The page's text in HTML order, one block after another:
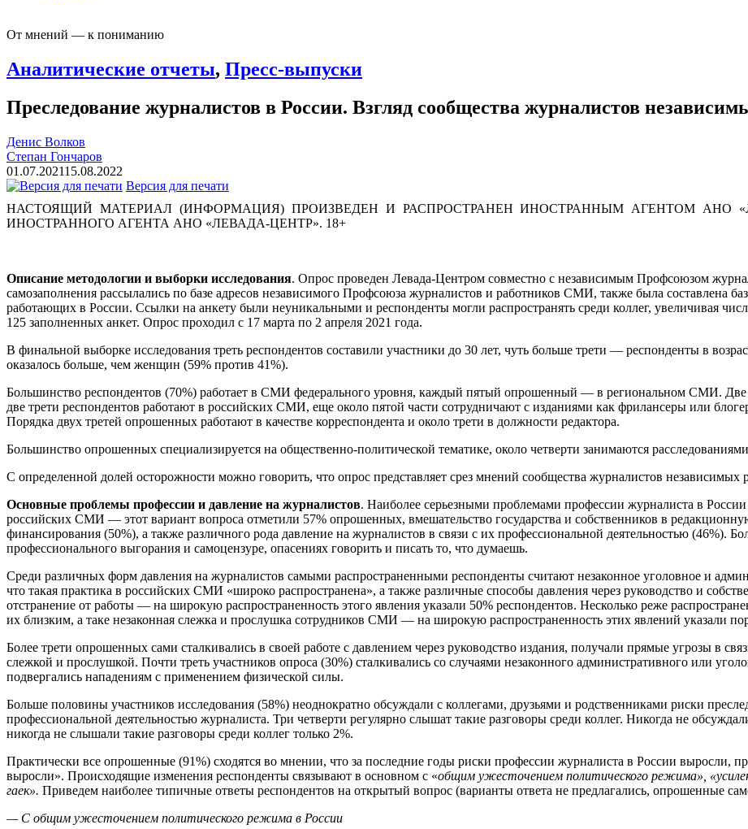
От мнений — к пониманию
Аналитические отчеты, Пресс-выпуски
Преследование журналистов в России. Взгляд сообщества журналистов
Денис Волков
Степан Гончаров
01.07.202115.08.2022
Версия для печати
НАСТОЯЩИЙ МАТЕРИАЛ (ИНФОРМАЦИЯ) ПРОИЗВЕДЕН И РАСПРОСТРАНЕН ИНОСТРАННЫМ АГЕНТОМ АНО
ИНОСТРАННОГО АГЕНТА АНО «ЛЕВАДА-ЦЕНТР». 18+
Описание методологии и выборки исследования. Опрос проведен Левада-Центром совместно с независимым Профсоюзом
самозаполнения рассылались по базе адресов независимого Профсоюза журналистов и работников СМИ, также была составлена
работающих в России. Ссылки на анкету были неуникальными и респонденты могли распространять среди коллег, увеличивая
125 заполненных анкет. Опрос проходил с 17 марта по 2 апреля 2021 года.
В финальной выборке исследования треть респондентов составили участники до 30 лет, чуть больше трети — респонденты в
оказалось больше, чем женщин (59% против 41%).
Большинство респондентов (70%) работает в СМИ федерального уровня, каждый пятый опрошенный — в региональном СМИ. Две
две трети респондентов работают в российских СМИ, еще около пятой части сотрудничают с изданиями как фрилансеры или
Порядка двух третей опрошенных работают в качестве корреспондента и около трети в должности редактора.
Большинство опрошенных специализируется на общественно-политической тематике, около четверти занимаются
С определенной долей осторожности можно говорить, что опрос представляет срез мнений сообщества журналистов
Основные проблемы профессии и давление на журналистов. Наиболее серьезными проблемами профессии журналиста в
российских СМИ — этот вариант вопроса отметили 57% опрошенных, вмешательство государства и собственников в
финансирования (50%), а также различного рода давление на журналистов в связи с их профессиональной деятельностью (46%).
профессионального выгорания и самоцензуре, опасениях говорить и писать то, что думаешь.
Среди различных форм давления на журналистов самыми распространенными респонденты считают незаконное уголовное и
что такая практика в российских СМИ «широко распространена», а также различные способы давления через руководство и
отстранение от работы — на широкую распространенность этого явления указали 50% респондентов. Несколько реже
их близким, а таке незаконная слежка и прослушка сотрудников СМИ — на широкую распространенность этих явлений указали
Более трети опрошенных сами сталкивались в своей работе с давлением через руководство издания, получали прямые угрозы в
слежкой и прослушкой. Почти треть участников опроса (30%) сталкивались со случаями незаконного административного или
подвергались нападениям с применением физической силы.
Больше половины участников исследования (58%) неоднократно обсуждали с коллегами, друзьями и родственниками риски
профессиональной деятельностью журналиста. Три четверти регулярно слышат такие разговоры среди коллег. Никогда не
никогда не слышали такие разговоры среди коллег только 2%.
Практически все опрошенные (91%) сходятся во мнении, что за последние годы риски профессии журналиста в России выросли,
выросли». Происходящие изменения респонденты связывают в основном с «общим ужесточением политического режима»,
гаек». Приведем наиболее типичные ответы респондентов на открытый вопрос (варианты ответа не предлагались, опрошенные
— C общим ужесточением политического режима в России